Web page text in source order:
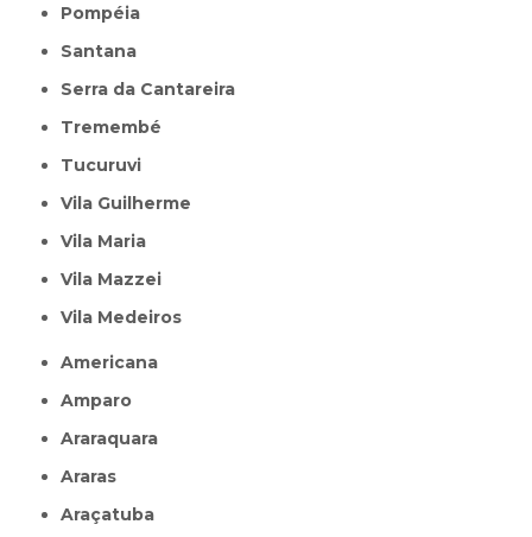
Pompéia
Santana
Serra da Cantareira
Tremembé
Tucuruvi
Vila Guilherme
Vila Maria
Vila Mazzei
Vila Medeiros
Americana
Amparo
Araraquara
Araras
Araçatuba